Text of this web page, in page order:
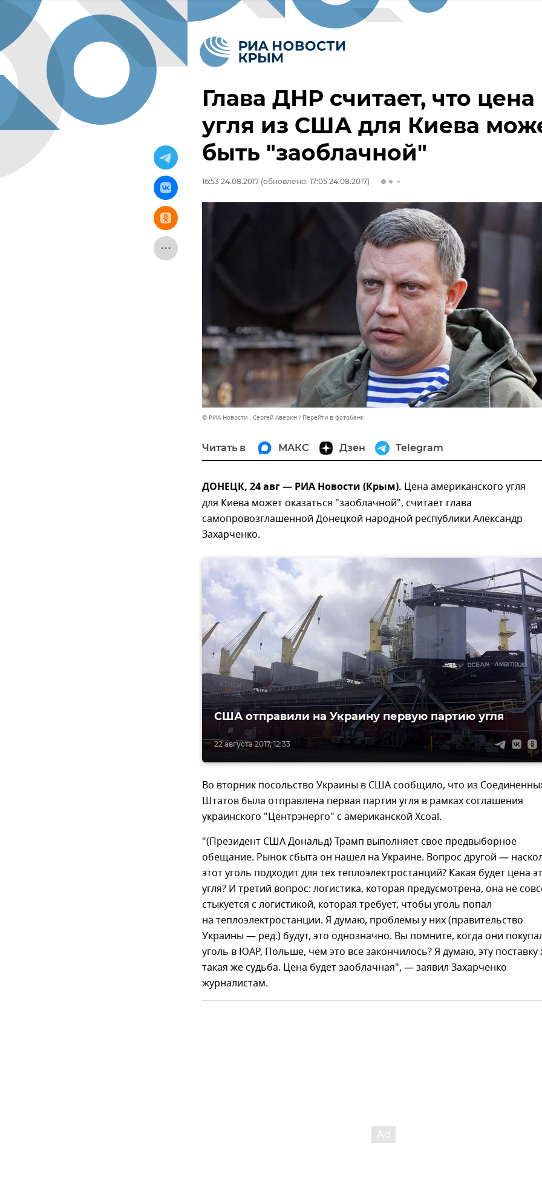
Глава ДНР считает, что цена
угля из США для Киева
быть "заоблачной"
16:53 24.08.2017 (обновлено: 17:05 24.08.2017)
© РИА Новости . Сергей Аверин Перейти в фотобанк
Читать в МАКС Дзен Telegram
ДОНЕЦК, 24 авг — РИА Новости (Крым). Цена американского угля
для Киева может оказаться "заоблачной", считает глава
самопровозглашенной Донецкой народной республики Александр
Захарченко.
22 августа 2017, 12:33
США отправили на Украину первую партию угля
Во вторник посольство Украины в США сообщило, что из
Штатов была отправлена первая партия угля в рамках соглашения
украинского "Центрэнерго" с американской Xcoal.
"(Президент США Дональд) Трамп выполняет свое предвыборное
обещание. Рынок сбыта он нашел на Украине. Вопрос другой —
этот уголь подходит для тех теплоэлектростанций? Какая будет цена
угля? И третий вопрос: логистика, которая предусмотрена, она не
стыкуется с логистикой, которая требует, чтобы уголь попал
на теплоэлектростанции. Я думаю, проблемы у них (правительство
Украины — ред.) будут, это однозначно. Вы помните, когда они
уголь в ЮАР, Польше, чем это все закончилось? Я думаю, эту поставку
такая же судьба. Цена будет заоблачная", — заявил Захарченко
журналистам.